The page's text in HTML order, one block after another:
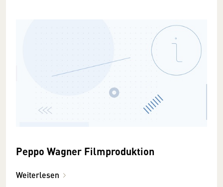
Peppo Wagner Filmproduktion
Weiterlesen